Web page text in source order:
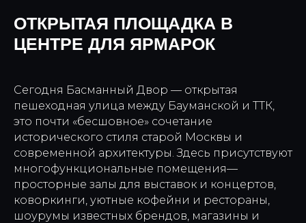
ОТКРЫТАЯ ПЛОЩАДКА В
ЦЕНТРЕ ДЛЯ ЯРМАРОК
Сегодня Басманный Двор — открытая
пешеходная улица между Бауманской и ТТК,
это почти «бесшовное» сочетание
исторического стиля старой Москвы и
современной архитектуры. Здесь присутствуют
многофункциональные помещения—
просторные залы для выставок и концертов,
коворкинги, уютные кофейни и рестораны,
шоурумы известных брендов, магазины и